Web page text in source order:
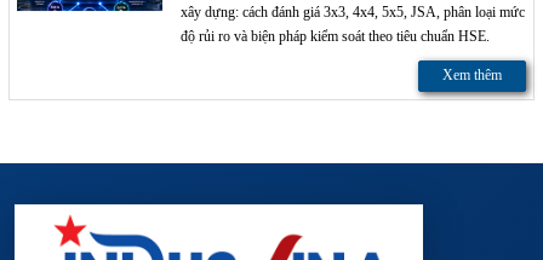
xây dựng: cách đánh giá 3x3, 4x4, 5x5, JSA, phân loại mức
độ rủi ro và biện pháp kiểm soát theo tiêu chuẩn HSE.
Xem thêm